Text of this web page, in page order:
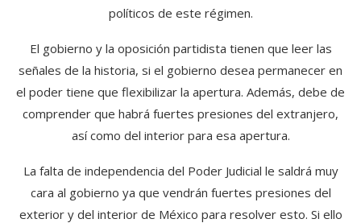
políticos de este régimen.
El gobierno y la oposición partidista tienen que leer las
señales de la historia, si el gobierno desea permanecer en
el poder tiene que flexibilizar la apertura. Además, debe de
comprender que habrá fuertes presiones del extranjero,
así como del interior para esa apertura.
La falta de independencia del Poder Judicial le saldrá muy
cara al gobierno ya que vendrán fuertes presiones del
exterior y del interior de México para resolver esto. Si ello